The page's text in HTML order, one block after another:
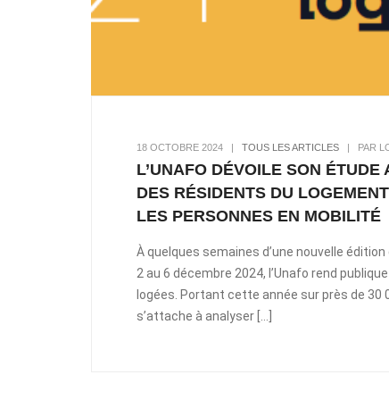
18 OCTOBRE 2024 TOUS LES ARTICLES PAR
L’UNAFO DÉVOILE SON
DES RÉSIDENTS DU
LES PERSONNES EN MOBILITÉ
À quelques semaines d’une nouvelle
2 au 6 décembre 2024, l’Unafo rend
logées. Portant cette année sur près de
s’attache à analyser […]